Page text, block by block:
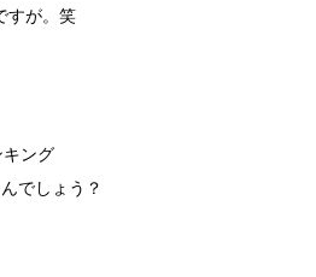
すが。笑
キング
でしょう？